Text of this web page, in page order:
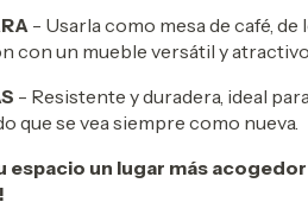
- Usarla como mesa de café,
con un mueble versátil y atractivo.
- Resistente y duradera, ideal
que se vea siempre como nueva.
espacio un lugar más